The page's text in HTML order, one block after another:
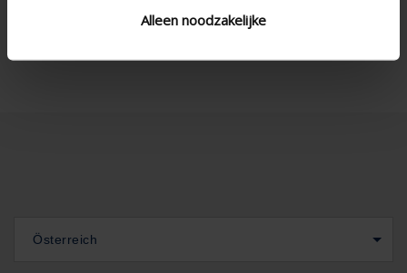
Alleen noodzakelijke
Österreich